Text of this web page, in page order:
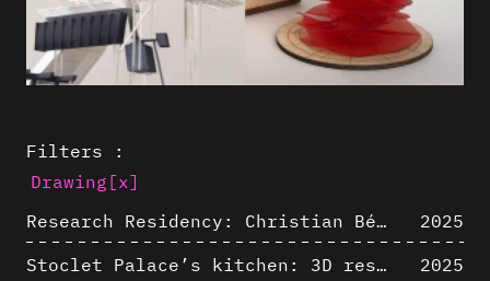
Filters :
Drawing [x]
Research Residency: Christian Bélanger (ULaval)
2025
Stoclet Palace’s kitchen: 3D restitution hypothesis (1911)
2025